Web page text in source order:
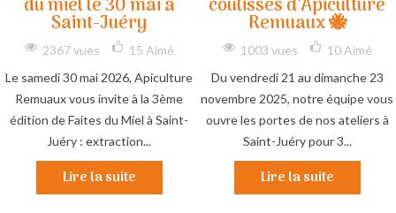
du miel le 30 mai à
Saint-Juéry
2367 vues 15 Aimé
Le samedi 30 mai 2026, Apiculture
Remuaux vous invite à la 3ème
édition de Faites du Miel à Saint-
Juéry : extraction...
Lire la suite
coulisses d’Apiculture
Remuaux 🐝
1003 vues 10 Aimé
Du vendredi 21 au dimanche 23
novembre 2025, notre équipe vous
ouvre les portes de nos ateliers à
Saint-Juéry pour 3...
Lire la suite